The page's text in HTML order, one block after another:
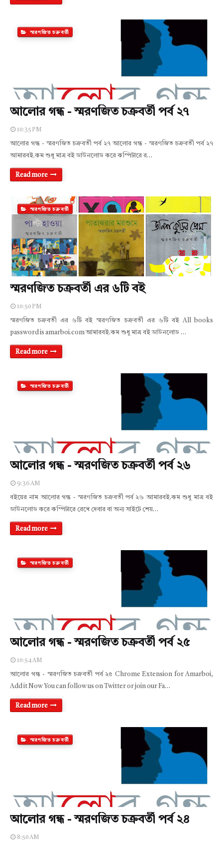
স্মরণজিত চক্রবর্তী
আলোর গন্ধ - স্মরণজিত চক্রবর্তী পর্ব ২৭
10:35 PM
আলোর গন্ধ - স্মরণজিত চক্রবর্তী পর্ব ২৭ আলোর গন্ধ - স্মরণজিত চক্রবর্তী পর্ব ২৭
আমারবই.কম শুধু মাত্র বই ডাউনলোড করে কম্পিটারে র…
Read more
স্মরণজিত চক্রবর্তী
স্মরণজিত চক্রবর্তী এর ৬টি বই
10:50 PM
স্মরণজিত চক্রবর্তী এর ৬টি বই স্মরণজিত চক্রবর্তী এর ৬টি বই All books
password is amarboi.com আমারবই.কম শুধু মাত্র বই ডাউনলোড …
Read more
স্মরণজিত চক্রবর্তী
আলোর গন্ধ - স্মরণজিত চক্রবর্তী পর্ব ২৬
9:36 AM
বইয়ের নাম আলোর গন্ধ - স্মরণজিত চক্রবর্তী পর্ব ২৬ আমারবই.কম শুধু মাত্র বই
ডাউনলোড করে কম্পিটারে রেখে দেবার বা অন্য সাইটে শেয়…
Read more
স্মরণজিত চক্রবর্তী
আলোর গন্ধ - স্মরণজিত চক্রবর্তী পর্ব ২৫
10:54 AM
আলোর গন্ধ - স্মরণজিত চক্রবর্তী পর্ব ২৫ Chrome Extension for Amarboi,
Add it Now You can follow us on Twitter or join our Fa…
Read more
স্মরণজিত চক্রবর্তী
আলোর গন্ধ - স্মরণজিত চক্রবর্তী পর্ব ২৪
8:50 AM